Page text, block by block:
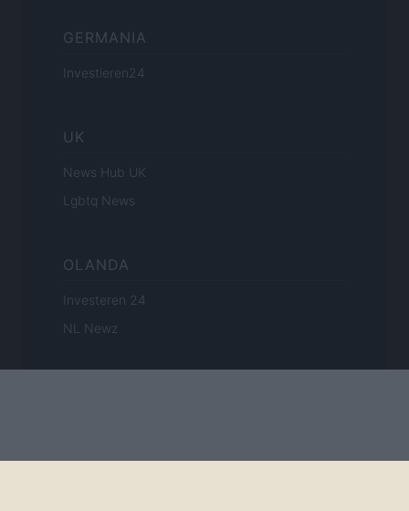
GERMANIA
Investieren24
UK
News Hub UK
Lgbtq News
OLANDA
Investeren 24
NL Newz